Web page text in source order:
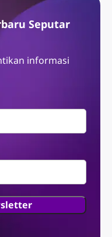
Seputar
informasi